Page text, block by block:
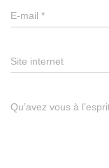
E-mail *
Site internet
Qu’avez vous à